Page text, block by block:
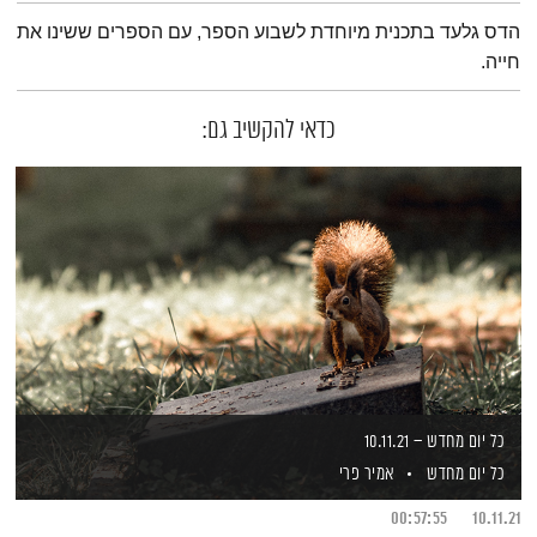
תמצית הפודקאסט
הדס גלעד בתכנית מיוחדת לשבוע הספר, עם הספרים ששינו את
חייה.
כדאי להקשיב גם:
כל יום מחדש – 10.11.21
כל יום מחדש
אמיר פרי
10.11.21
00:57:55